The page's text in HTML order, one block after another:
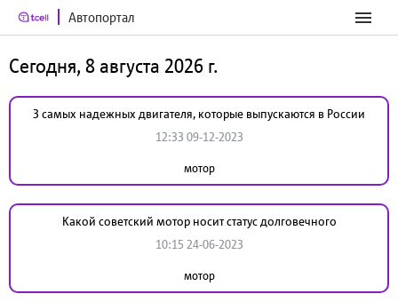
Автопортал
Сегодня, 8 августа 2026 г.
3 самых надежных двигателя, которые выпускаются в России
12:33 09-12-2023
мотор
Какой советский мотор носит статус долговечного
10:15 24-06-2023
мотор